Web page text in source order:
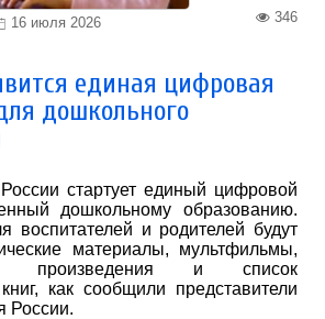
16 июля 2026 346
единая цифровая
дошкольного
стартует единый цифровой
дошкольному образованию.
воспитателей и родителей будут
материалы, мультфильмы,
произведения и список
как сообщили представители
России.